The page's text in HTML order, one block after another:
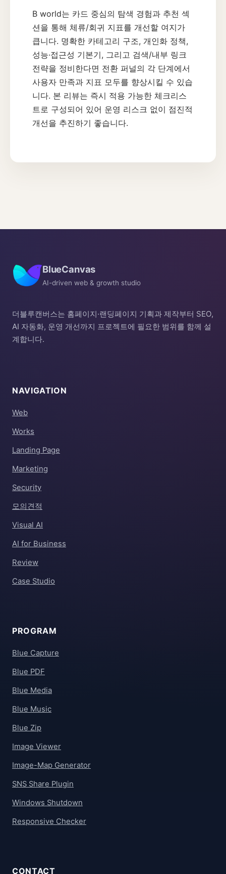
B world는 카드 중심의 탐색 경험과 추천 섹
션을 통해 체류/회귀 지표를 개선할 여지가
큽니다. 명확한 카테고리 구조, 개인화 정책,
성능·접근성 기본기, 그리고 검색/내부 링크
전략을 정비한다면 전환 퍼널의 각 단계에서
사용자 만족과 지표 모두를 향상시킬 수 있습
니다. 본 리뷰는 즉시 적용 가능한 체크리스
트로 구성되어 있어 운영 리스크 없이 점진적
개선을 추진하기 좋습니다.
BlueCanvas
AI-driven web & growth studio
더블루캔버스는 홈페이지·랜딩페이지 기획과 제작부터 SEO,
AI 자동화, 운영 개선까지 프로젝트에 필요한 범위를 함께 설
계합니다.
NAVIGATION
Web
Works
Landing Page
Marketing
Security
모의견적
Visual AI
AI for Business
Review
Case Studio
PROGRAM
Blue Capture
Blue PDF
Blue Media
Blue Music
Blue Zip
Image Viewer
Image-Map Generator
SNS Share Plugin
Windows Shutdown
Responsive Checker
CONTACT